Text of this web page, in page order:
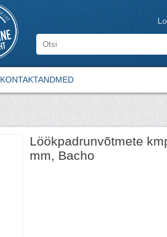
KONTAKTANDMED
Löökpadrunvõtmete
mm, Bacho